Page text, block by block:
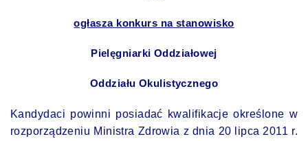
ogłasza konkurs na stanowisko
Pielęgniarki Oddziałowej
Oddziału Okulistycznego
Kandydaci powinni posiadać kwalifikacje określone w
rozporządzeniu Ministra Zdrowia z dnia 20 lipca 2011 r.